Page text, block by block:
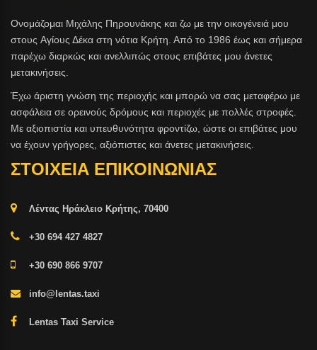
Ονομάζομαι Μιχάλης Πηρουνάκης και ζω με την οικογένειά μου
στους Aγίους Δέκα στη νότια Κρήτη. Από το 1986 έως και σήμερα
παρέχω διαρκώς και ανελλιπώς στους επιβάτες μου άνετες
μετακινήσεις.
Έχω άριστη γνώση της περιοχής και μπορώ να σας μεταφέρω με
ασφάλεια σε ορεινούς δρόμους και περιοχές με πολλές στροφές.
Με αξιοπιστία και υπευθυνότητα φροντίζω, ώστε οι επιβάτες μου
να έχουν γρήγορες, αξιόπιστες και άνετες μετακινήσεις.
ΣΤΟΙΧΕΙΑ ΕΠΙΚΟΙΝΩΝΙΑΣ
Λέντας Ηράκλειο Κρήτης, 70400
+30 694 427 4827
+30 690 866 9707
info@lentas.taxi
Lentas Taxi Service